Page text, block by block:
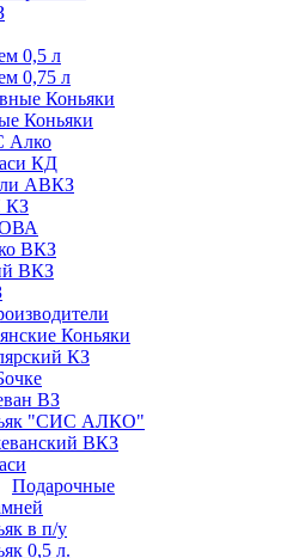
0,5 л
0,75 л
Коньяки
Коньяки
Алко
КД
АВКЗ
ВКЗ
ВКЗ
Коньяки
КЗ
ВЗ
"СИС АЛКО"
ВКЗ
Подарочные
в п/у
0,5 л.